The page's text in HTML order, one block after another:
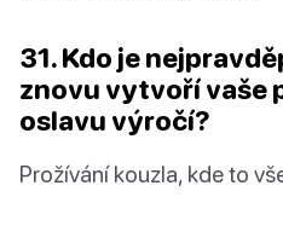
31. Kdo je
znovu vytvoří vaše
oslavu výročí?
Prožívání kouzla, kde to